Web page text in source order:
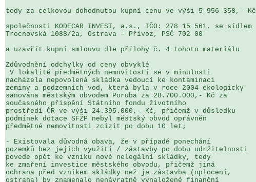
tedy za celkovou dohodnutou kupní cenu ve výši 5 956 358,- Kč
společnosti KODECAR INVEST, a.s., IČO: 278 15 561, se sídlem
Trocnovská 1088/2a, Ostrava – Přívoz, PSČ 702 00
a uzavřít kupní smlouvu dle přílohy č. 4 tohoto materiálu
Zdůvodnění odchylky od ceny obvyklé
nacházela nepovolená skládka vedoucí ke kontaminaci
zeminy a podzemních vod, která byla v roce 2004 ekologicky
sanována městským obvodem Poruba za 28.700.000,- Kč za
současného přispění Státního fondu životního
prostředí ČR ve výši 24.395.000,- Kč, přičemž v důsledku
podmínek dotace SFŽP nebyl městský obvod oprávněn
předmětné nemovitosti zcizit po dobu 10 let;
- Existovala důvodná obava, že v případě ponechání
pozemků bez jejich využití / zástavby po dobu udržitelnosti
povede opět ke vzniku nové nelegální skládky, tedy
ke zmaření investice městského obvodu, přičemž jiná
ochrana před vznikem skládky než je zástavba (oplocení,
ostraha) by znamenalo nenávratně vynaložené finanční